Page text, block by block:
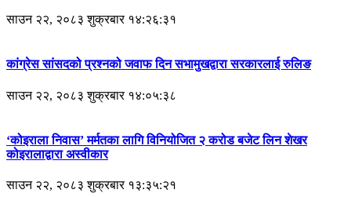
साउन २२, २०८३ शुक्रबार १४:२६:३१
कांग्रेस सांसदको प्रश्नको जवाफ दिन सभामुखद्वारा सरकारलाई रुलिङ
साउन २२, २०८३ शुक्रबार १४:०५:३८
‘कोइराला निवास’ मर्मतका लागि विनियोजित २ करोड बजेट लिन शेखर
कोइरालाद्वारा अस्वीकार
साउन २२, २०८३ शुक्रबार १३:३५:२१